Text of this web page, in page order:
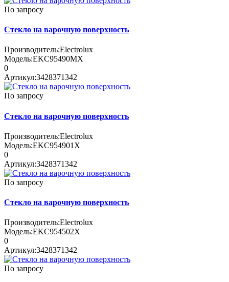
По запросу
Стекло на варочную поверхность
Производитель:Electrolux
Модель:EKC95490MX
0
Артикул:3428371342
По запросу
Стекло на варочную поверхность
Производитель:Electrolux
Модель:EKC954901X
0
Артикул:3428371342
По запросу
Стекло на варочную поверхность
Производитель:Electrolux
Модель:EKC954502X
0
Артикул:3428371342
По запросу